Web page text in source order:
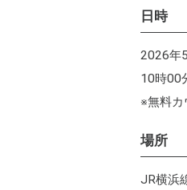
日時
2026年
10時00
※無料カ
場所
JR横浜